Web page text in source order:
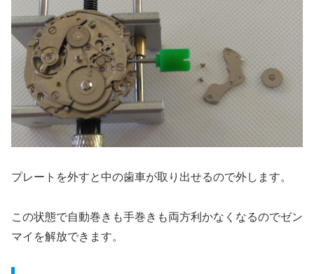
プレートを外すと中の歯車が取り出せるので外します。
この状態で自動巻きも手巻きも両方利かなくなるのでゼン
マイを解放できます。